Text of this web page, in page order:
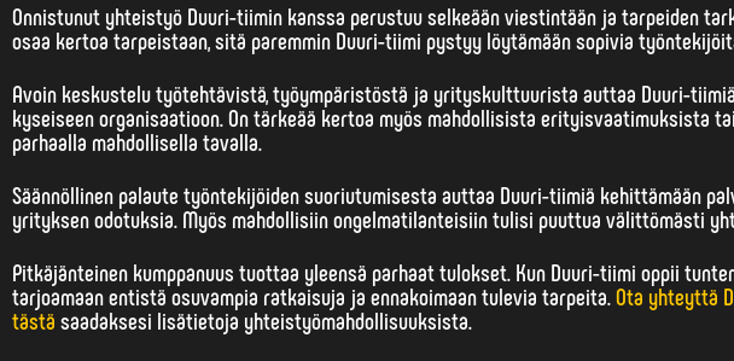
Onnistunut yhteistyö Duuri-tiimin kanssa perustuu selkeään viestintään ja tarpeiden
osaa kertoa tarpeistaan, sitä paremmin Duuri-tiimi pystyy löytämään sopivia
Avoin keskustelu työtehtävistä, työympäristöstä ja yrityskulttuurista auttaa Duuri-
kyseiseen organisaatioon. On tärkeää kertoa myös mahdollisista erityisvaatimuksista
parhaalla mahdollisella tavalla.
Säännöllinen palaute työntekijöiden suoriutumisesta auttaa Duuri-tiimiä kehittämään
yrityksen odotuksia. Myös mahdollisiin ongelmatilanteisiin tulisi puuttua välittömästi
Pitkäjänteinen kumppanuus tuottaa yleensä parhaat tulokset. Kun Duuri-tiimi oppii
tarjoamaan entistä osuvampia ratkaisuja ja ennakoimaan tulevia tarpeita.Ota yhteyttä
tästä saadaksesi lisätietoja yhteistyömahdollisuuksista.